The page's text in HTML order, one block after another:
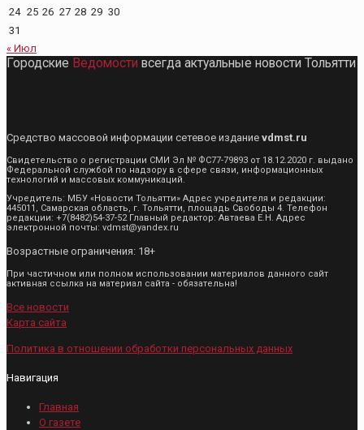
24 25 26 27 28 29 30
31
« Июл
Городские Ведомости всегда актуальные новости Тольятти
Средство массовой информации сетевое издание vdmst.ru
Свидетельство о регистрации СМИ Эл № ФС77-79893 от 18.12.2020 г. выдано
Федеральной службой по надзору в сфере связи, информационных
технологий и массовых коммуникаций.
Учредитель: МБУ «Новости Тольятти» Адрес учредителя и редакции:
445011, Самарская область, г. Тольятти, площадь Свободы 4. Телефон
редакции: +7(8482)54-37-52 Главный редактор: Автаева Е.Н. Адрес
электронной почты: vdmst@yandex.ru
Возрастные ограничения: 18+
При частичном или полном использовании материалов данного сайт
активная ссылка на материал сайта - обязательна!
Все новости
Карта сайта
Политика в отношении обработки персональных данных
Навигация
Главная
О газете